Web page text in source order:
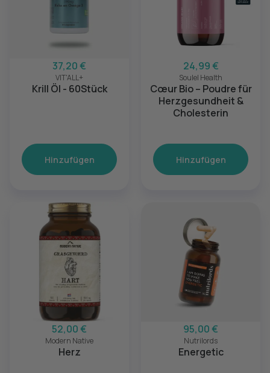
37,20 €
VIT'ALL+
Krill Öl - 60Stück
Hinzufügen
24,99 €
Soulel Health
Cœur Bio – Poudre für
Herzgesundheit &
Cholesterin
Hinzufügen
52,00 €
Modern Native
Herz
95,00 €
Nutrilords
Energetic